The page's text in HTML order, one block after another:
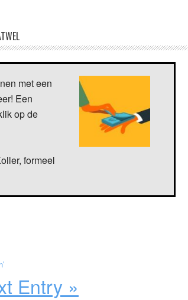
met een
Een
op de
formeel
Entry »